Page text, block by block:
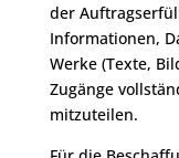
der
Informationen,
Werke (Texte,
Zugänge
mitzuteilen.